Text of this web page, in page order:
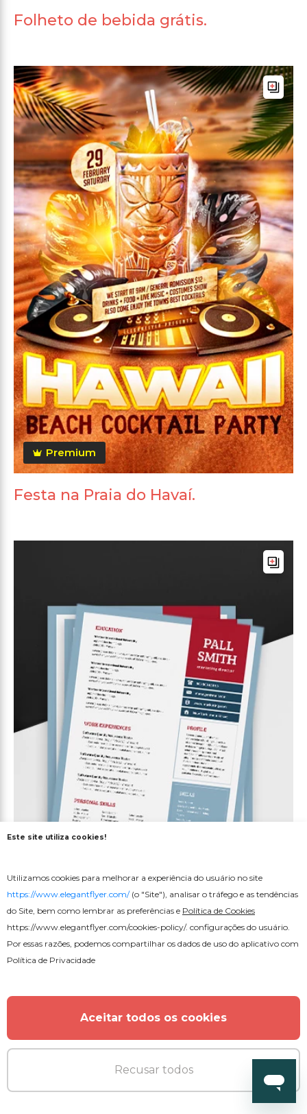
Folheto de bebida grátis.
Premium
Festa na Praia do Havaí.
Gratuito
Currículo gratuito
Este site utiliza cookies!
Utilizamos cookies para melhorar a experiência do usuário no site
https://www.elegantflyer.com/(o "Site"), analisar o tráfego e as tendências
do Site, bem como lembrar as preferências e Política de Cookies
https://www.elegantflyer.com/cookies-policy/. configurações do usuário.
Por essas razões, podemos compartilhar os dados de uso do aplicativo com
Política de Privacidade
Aceitar todos os cookies
Recusar todos